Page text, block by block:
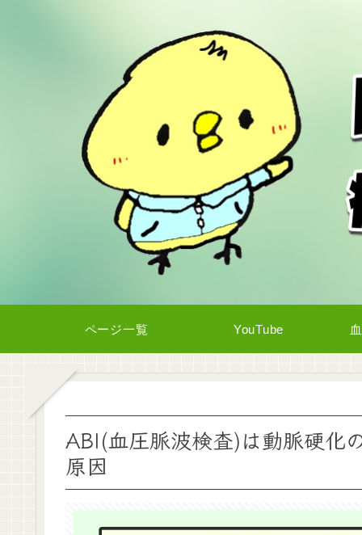
ページ一覧 YouTube
ABI(血圧脈波検査)は動脈硬化
原因